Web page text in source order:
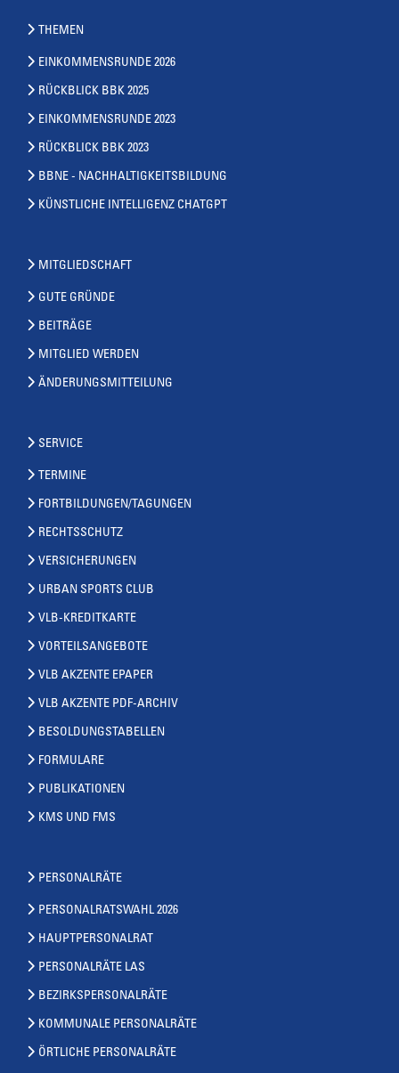
THEMEN
EINKOMMENSRUNDE 2026
RÜCKBLICK BBK 2025
EINKOMMENSRUNDE 2023
RÜCKBLICK BBK 2023
BBNE - NACHHALTIGKEITSBILDUNG
KÜNSTLICHE INTELLIGENZ CHATGPT
MITGLIEDSCHAFT
GUTE GRÜNDE
BEITRÄGE
MITGLIED WERDEN
ÄNDERUNGSMITTEILUNG
SERVICE
TERMINE
FORTBILDUNGEN/TAGUNGEN
RECHTSSCHUTZ
VERSICHERUNGEN
URBAN SPORTS CLUB
VLB-KREDITKARTE
VORTEILSANGEBOTE
VLB AKZENTE EPAPER
VLB AKZENTE PDF-ARCHIV
BESOLDUNGSTABELLEN
FORMULARE
PUBLIKATIONEN
KMS UND FMS
PERSONALRÄTE
PERSONALRATSWAHL 2026
HAUPTPERSONALRAT
PERSONALRÄTE LAS
BEZIRKSPERSONALRÄTE
KOMMUNALE PERSONALRÄTE
ÖRTLICHE PERSONALRÄTE